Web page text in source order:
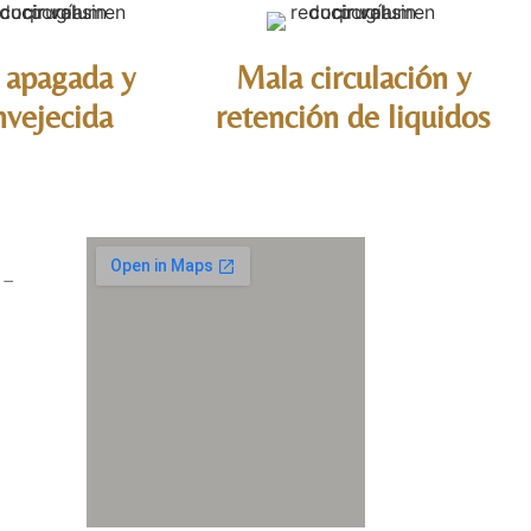
y
Mala circulación y
retención de liquidos